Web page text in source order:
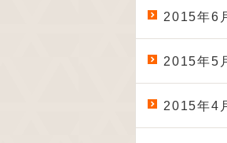
2015年6
2015年5
2015年4